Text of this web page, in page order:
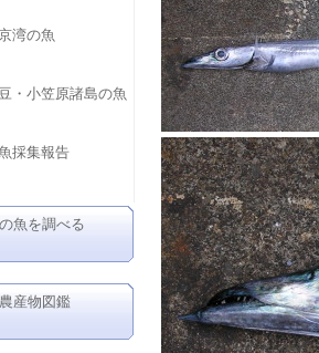
湾の魚
・小笠原諸島の魚
採集報告
魚を調べる
産物図鑑